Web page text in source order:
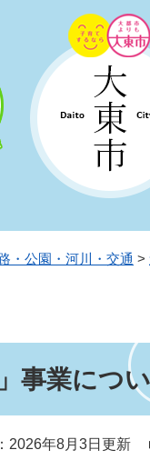
・公園・河川・交通 >
事業につ
2026年8月3日更新